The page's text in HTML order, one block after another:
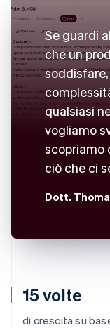
15 volte
di crescita su
Se guardi
che un
qualsiasi
vogliamo
scopriamo
ciò che ci
Dott.